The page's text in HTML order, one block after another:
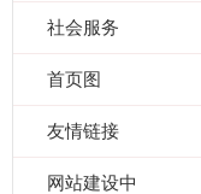
社会服务
首页图
友情链接
网站建设中